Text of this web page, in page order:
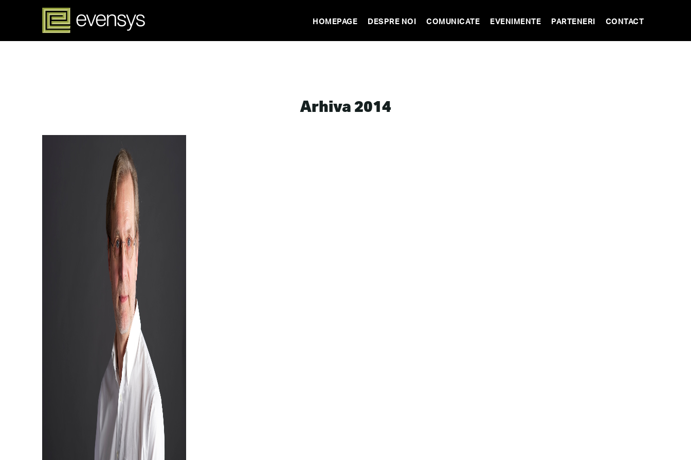
HOMEPAGE DESPRE NOI COMUNICATE EVENIMENTE PARTENERI CONTACT
Arhiva 2014